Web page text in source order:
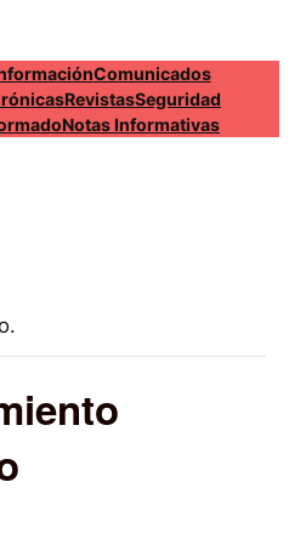
Comunicados
RevistasSeguridad
Notas Informativas